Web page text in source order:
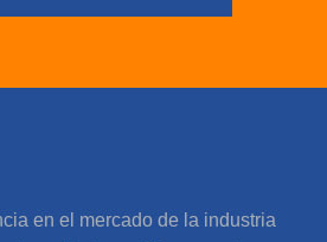
en el mercado de la industria